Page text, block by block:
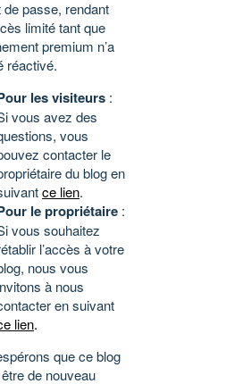
de passe, rendant
limité tant que
premium n’a
réactivé.
les visiteurs :
vous avez des
vous
contacter le
du blog en
ce lien.
le propriétaire :
vous souhaitez
l’accès à votre
nous vous
à nous
en suivant
lien.
que ce blog
de nouveau